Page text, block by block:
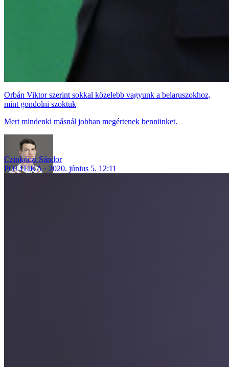
Orbán Viktor szerint sokkal közelebb vagyunk a belaruszokhoz,
mint gondolni szoktuk
Mert mindenki másnál jobban megértenek bennünket.
Czinkóczi Sándor
POLITIKA
2020. június 5. 12:11